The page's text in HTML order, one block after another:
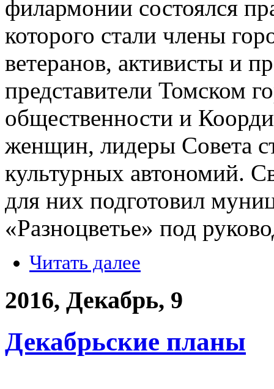
филармонии состоялся
которого стали члены
ветеранов, активисты и
представители Томском
общественности и
женщин, лидеры Совета
культурных автономий.
для них подготовил
«Разноцветье» под
Читать далее
2016, Декабрь, 9
Декабрьские планы